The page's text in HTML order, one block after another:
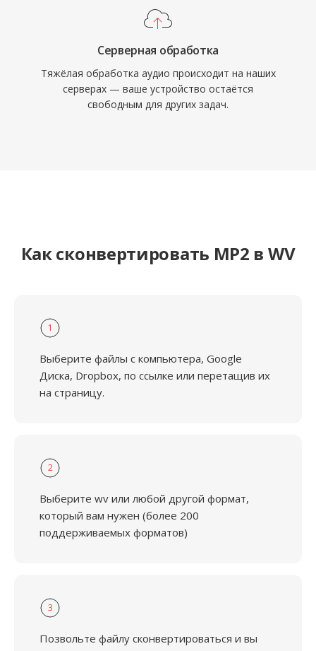
Серверная обработка
Тяжёлая обработка аудио происходит на наших
серверах — ваше устройство остаётся
свободным для других задач.
Как сконвертировать MP2 в WV
1
Выберите файлы с компьютера, Google
Диска, Dropbox, по ссылке или перетащив их
на страницу.
2
Выберите wv или любой другой формат,
который вам нужен (более 200
поддерживаемых форматов)
3
Позвольте файлу сконвертироваться и вы